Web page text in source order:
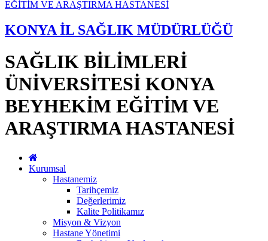
KONYA İL SAĞLIK MÜDÜRLÜĞÜ
SAĞLIK BİLİMLERİ
ÜNİVERSİTESİ KONYA
BEYHEKİM EĞİTİM VE
ARAŞTIRMA HASTANESİ
Kurumsal
Hastanemiz
Tarihçemiz
Değerlerimiz
Kalite Politikamız
Misyon & Vizyon
Hastane Yönetimi